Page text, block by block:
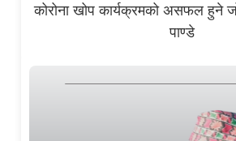
कोरोना खोप कार्यक्रमको असफल हुने
पाण्डे